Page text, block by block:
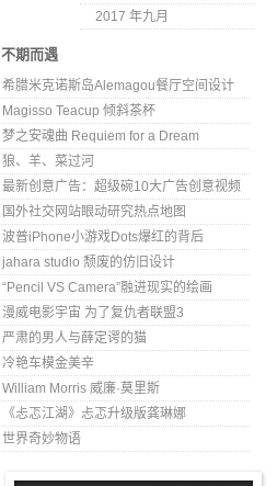
2017 年九月
不期而遇
希腊米克诺斯岛Alemagou餐厅空间设计
Magisso Teacup 倾斜茶杯
梦之安魂曲 Requiem for a Dream
狼、羊、菜过河
最新创意广告：超级碗10大广告创意视频
国外社交网站眼动研究热点地图
波普iPhone小游戏Dots爆红的背后
jahara studio 颓废的仿旧设计
“Pencil VS Camera”融进现实的绘画
漫威电影宇宙 为了复仇者联盟3
严肃的男人与薛定谔的猫
冷艳车模金美辛
William Morris 威廉·莫里斯
《忐忑江湖》忐忑升级版龚琳娜
世界奇妙物语